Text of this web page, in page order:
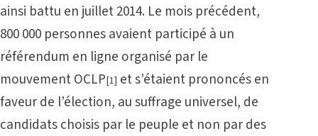
ainsi battu en juillet 2014. Le mois précédent,
800 000 personnes avaient participé à un
référendum en ligne organisé par le
mouvement OCLP[1] et s’étaient prononcés en
faveur de l’élection, au suffrage universel, de
candidats choisis par le peuple et non par des